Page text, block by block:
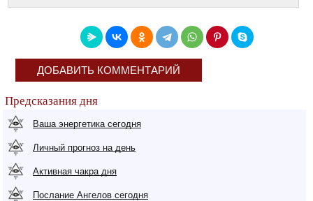
ДОБАВИТЬ КОММЕНТАРИЙ
Предсказания дня
Ваша энергетика сегодня
Личный прогноз на день
Активная чакра дня
Послание Ангелов сегодня